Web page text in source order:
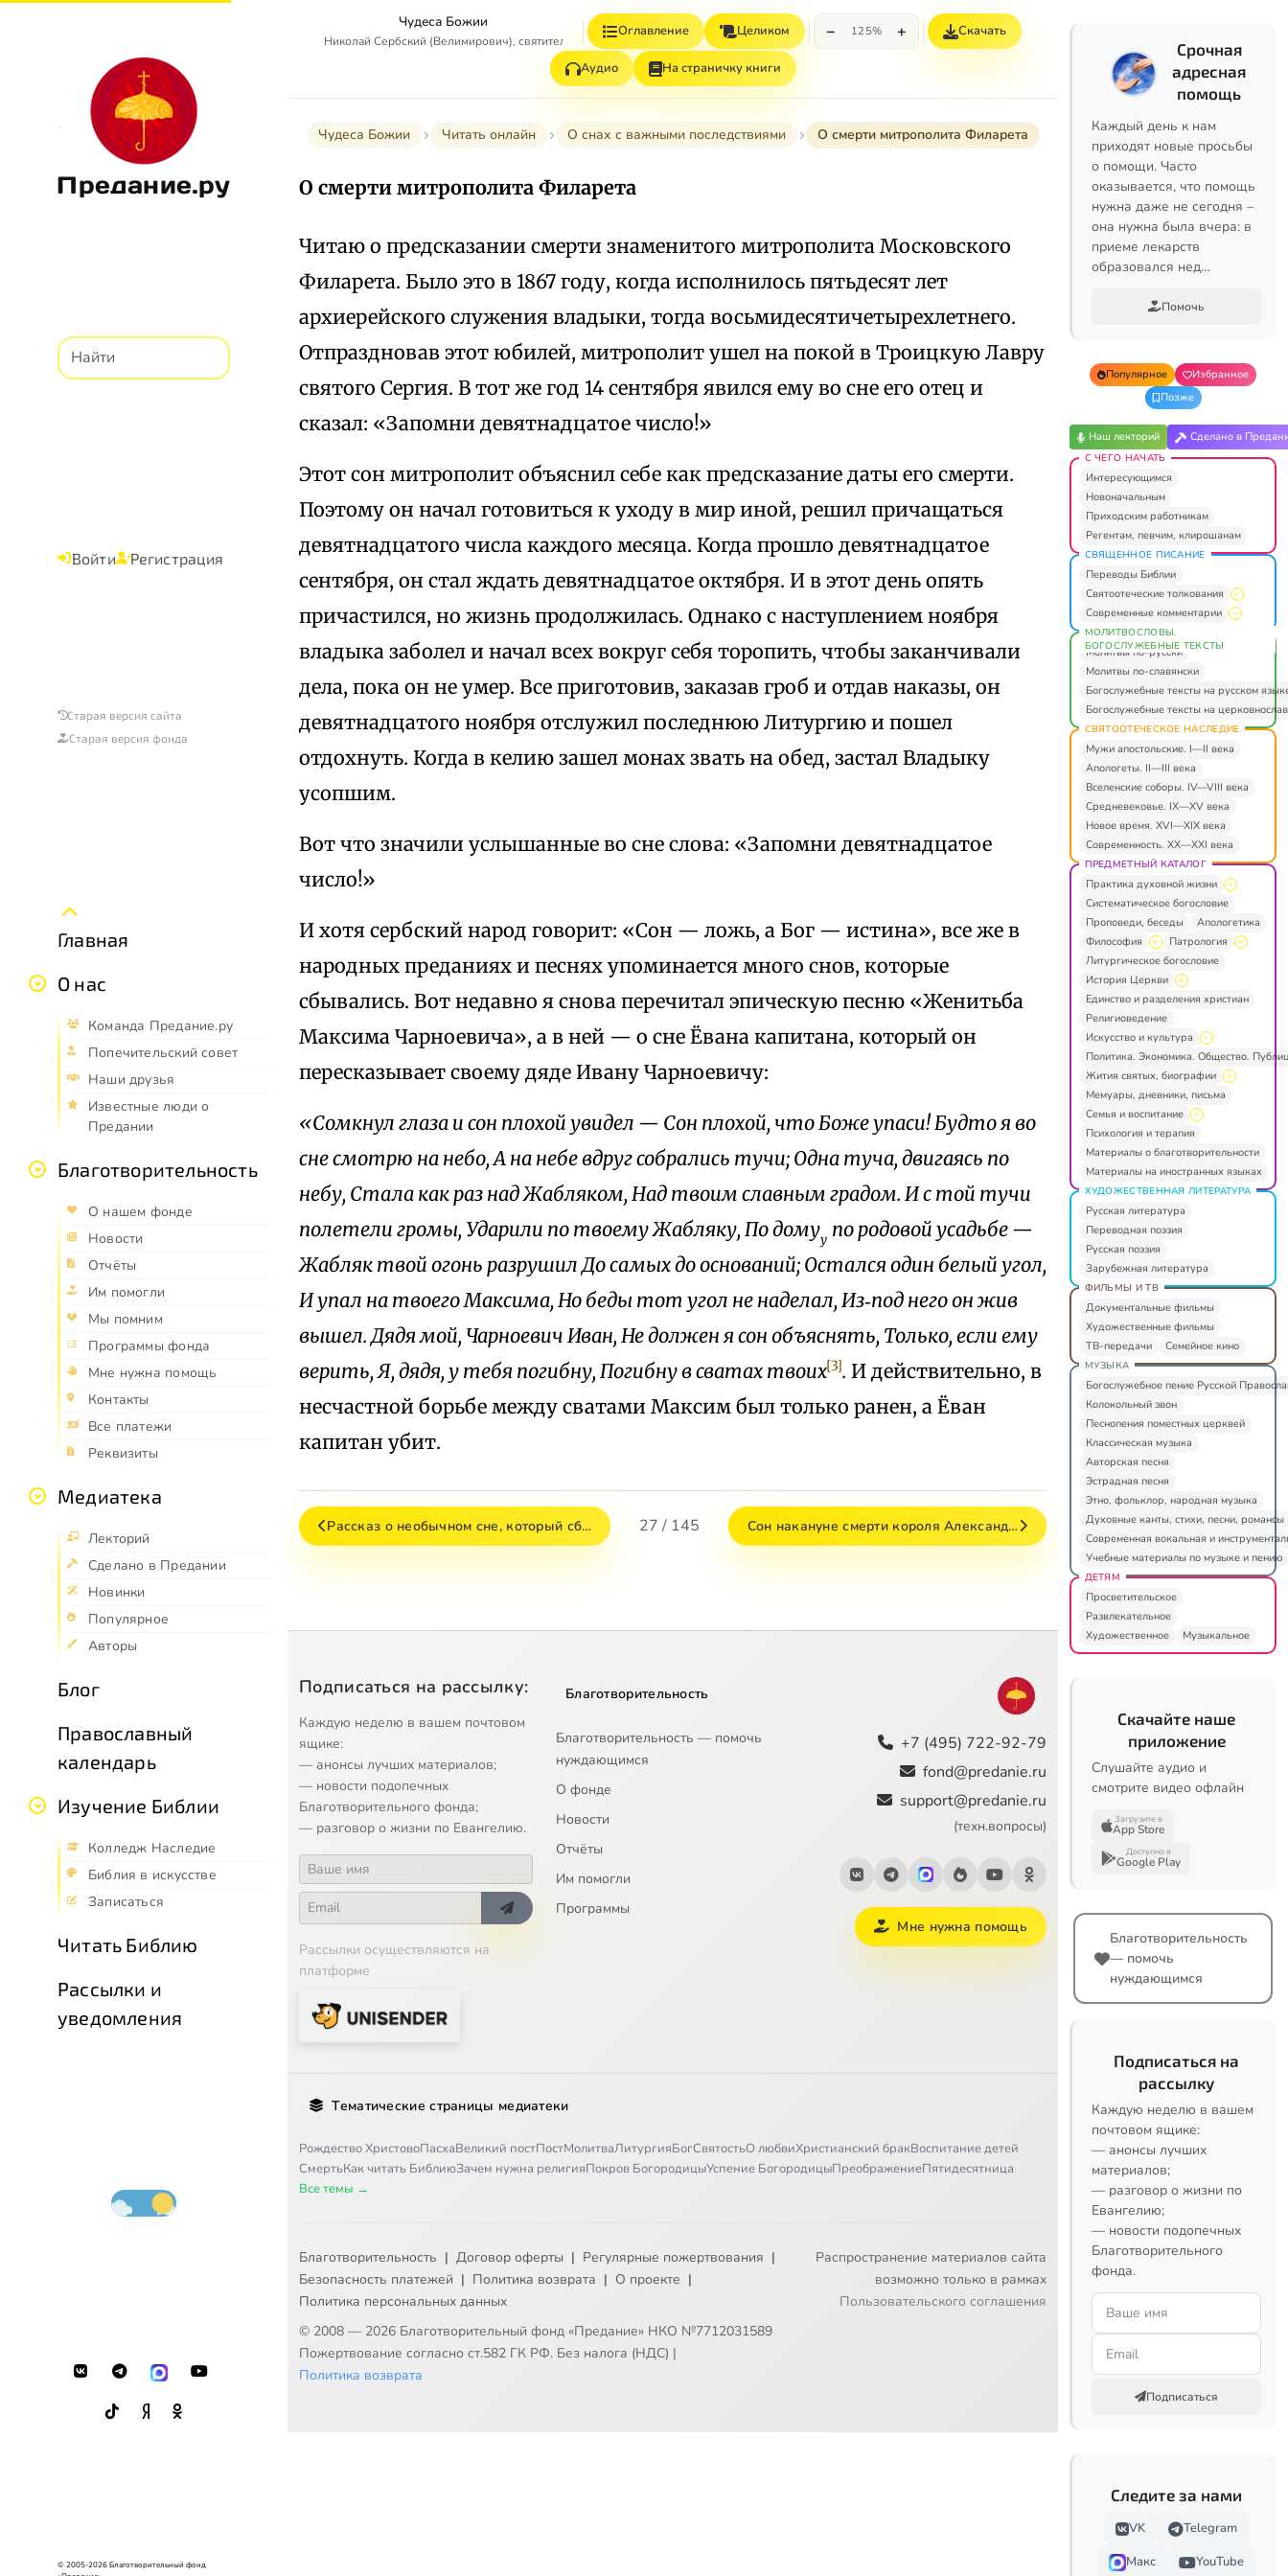
Предание.ру
Войти Регистрация
Старая версия сайта
Старая версия фонда
Главная
О нас
Команда Предание.ру
Попечительский совет
Наши друзья
Известные люди о
Предании
Благотворительность
О нашем фонде
Новости
Отчёты
Им помогли
Мы помним
Программы фонда
Мне нужна помощь
Контакты
Все платежи
Реквизиты
Медиатека
Лекторий
Сделано в Предании
Новинки
Популярное
Авторы
Блог
Православный
календарь
Изучение Библии
Колледж Наследие
Библия в искусстве
Записаться
Читать Библию
Рассылки и
уведомления
© 2005-2026 Благотворительный фонд
Чудеса Божии
Николай Сербский (Велимирович), святитель
Оглавление Целиком − 125% + Скачать
Аудио На страничку книги
Чудеса Божии Читать онлайн О снах с важными последствиями О смерти митрополита Филарета
О смерти митрополита Филарета
Читаю о предсказании смерти знаменитого митрополита Московского
Филарета. Было это в 1867 году, когда исполнилось пятьдесят лет
архиерейского служения владыки, тогда восьмидесятичетырехлетнего.
Отпраздновав этот юбилей, митрополит ушел на покой в Троицкую Лавру
святого Сергия. В тот же год 14 сентября явился ему во сне его отец и
сказал: «Запомни девятнадцатое число!»
Этот сон митрополит объяснил себе как предсказание даты его смерти.
Поэтому он начал готовиться к уходу в мир иной, решил причащаться
девятнадцатого числа каждого месяца. Когда прошло девятнадцатое
сентября, он стал ждать девятнадцатое октября. И в этот день опять
причастился, но жизнь продолжилась. Однако с наступлением ноября
владыка заболел и начал всех вокруг себя торопить, чтобы заканчивали
дела, пока он не умер. Все приготовив, заказав гроб и отдав наказы, он
девятнадцатого ноября отслужил последнюю Литургию и пошел
отдохнуть. Когда в келию зашел монах звать на обед, застал Владыку
усопшим.
Вот что значили услышанные во сне слова: «Запомни девятнадцатое
число!»
И хотя сербский народ говорит: «Сон — ложь, а Бог — истина», все же в
народных преданиях и песнях упоминается много снов, которые
сбывались. Вот недавно я снова перечитал эпическую песню «Женитьба
Максима Чарноевича», а в ней — о сне Ёвана капитана, который он
пересказывает своему дяде Ивану Чарноевичу:
«Сомкнул глаза и сон плохой увидел — Сон плохой, что Боже упаси! Будто я во
сне смотрю на небо, А на небе вдруг собрались тучи; Одна туча, двигаясь по
небу, Стала как раз над Жабляком, Над твоим славным градом. И с той тучи
полетели громы, Ударили по твоему Жабляку, По домуу по родовой усадьбе —
Жабляк твой огонь разрушил До самых до оснований; Остался один белый угол,
И упал на твоего Максима, Но беды тот угол не наделал, Из‑под него он жив
вышел. Дядя мой, Чарноевич Иван, Не должен я сон объяснять, Только, если ему
верить, Я, дядя, у тебя погибну, Погибну в сватах твоих[3]. И действительно, в
несчастной борьбе между сватами Максим был только ранен, а Ёван
капитан убит.
Рассказ о необычном сне, который сб… 27 / 145 Сон накануне смерти короля Александ…
Подписаться на рассылку:
Каждую неделю в вашем почтовом
ящике:
— анонсы лучших материалов;
— новости подопечных
Благотворительного фонда;
— разговор о жизни по Евангелию.
Рассылки осуществляются на
платформе
Благотворительность
Благотворительность — помочь
нуждающимся
О фонде
Новости
Отчёты
Им помогли
Программы
+7 (495) 722-92-79
fond@predanie.ru
support@predanie.ru
(техн.вопросы)
Мне нужна помощь
Тематические страницы медиатеки
Рождество ХристовоПасхаВеликий постПостМолитваЛитургияБогСвятостьО любвиХристианский бракВоспитание детей
СмертьКак читать БиблиюЗачем нужна религияПокров БогородицыУспение БогородицыПреображениеПятидесятница
Все темы →
Благотворительность | Договор оферты | Регулярные пожертвования |
Безопасность платежей | Политика возврата | О проекте |
Политика персональных данных
© 2008 — 2026 Благотворительный фонд «Предание» НКО №7712031589
Пожертвование согласно ст.582 ГК РФ. Без налога (НДС) |
Политика возврата
Распространение материалов сайта
возможно только в рамках
Пользовательского соглашения
Срочная
адресная
помощь
Каждый день к нам
приходят новые просьбы
о помощи. Часто
оказывается, что помощь
нужна даже не сегодня –
она нужна была вчера: в
приеме лекарств
образовался нед…
Помочь
Популярное
Избранное
Позже
Наш лекторий Сделано в
С ЧЕГО НАЧАТЬ
Интересующимся
Новоначальным
Приходским работникам
Регентам, певчим, клирошанам
СВЯЩЕННОЕ ПИСАНИЕ
Переводы Библии
Святоотеческие толкования
Современные комментарии
МОЛИТВОСЛОВЫ.
БОГОСЛУЖЕБНЫЕ ТЕКСТЫ
Молитвы по-русски
Молитвы по-славянски
Богослужебные тексты на русском
Богослужебные тексты на
СВЯТООТЕЧЕСКОЕ НАСЛЕДИЕ
Мужи апостольские. I—II века
Апологеты. II—III века
Вселенские соборы. IV—VIII века
Средневековье. IX—XV века
Новое время. XVI—XIX века
Современность. XX—XXI века
ПРЕДМЕТНЫЙ КАТАЛОГ
Практика духовной жизни
Систематическое богословие
Проповеди, беседы
Апологетика
Философия
Патрология
Литургическое богословие
История Церкви
Единство и разделения христиан
Религиоведение
Искусство и культура
Политика. Экономика. Общество.
Жития святых, биографии
Мемуары, дневники, письма
Семья и воспитание
Психология и терапия
Материалы о благотворительности
Материалы на иностранных языках
ХУДОЖЕСТВЕННАЯ ЛИТЕРАТУРА
Русская литература
Переводная поэзия
Русская поэзия
Зарубежная литература
ФИЛЬМЫ И ТВ
Документальные фильмы
Художественные фильмы
ТВ-передачи
Семейное кино
МУЗЫКА
Богослужебное пение Русской
Колокольный звон
Песнопения поместных церквей
Классическая музыка
Авторская песня
Эстрадная песня
Этно, фольклор, народная музыка
Духовные канты, стихи, песни, романсы
Современная вокальная и
Учебные материалы по музыке и пению
ДЕТЯМ
Просветительское
Развлекательное
Художественное
Музыкальное
Скачайте наше
приложение
Слушайте аудио и
смотрите видео офлайн
Загрузите в
App Store
Доступно в
Google Play
Благотворительность
— помочь
нуждающимся
Подписаться на
рассылку
Каждую неделю в вашем
почтовом ящике:
— анонсы лучших
материалов;
— разговор о жизни по
Евангелию;
— новости подопечных
Благотворительного
фонда.
Подписаться
Следите за нами
VK
Telegram
Макс
YouTube